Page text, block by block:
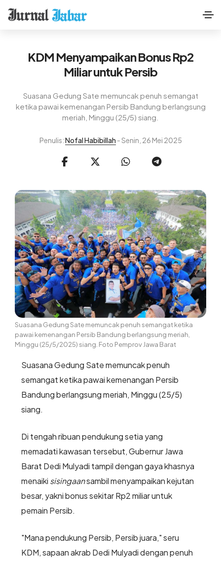
KDM Menyampaikan Bonus Rp2
Miliar untuk Persib
Suasana Gedung Sate memuncak penuh semangat
ketika pawai kemenangan Persib Bandung berlangsung
meriah, Minggu (25/5) siang.
Penulis:Nofal Habibillah - Senin, 26 Mei 2025
Suasana Gedung Sate memuncak penuh semangat ketika
pawai kemenangan Persib Bandung berlangsung meriah,
Minggu (25/5/2025) siang. Foto Pemprov Jawa Barat
Suasana Gedung Sate memuncak penuh
semangat ketika pawai kemenangan Persib
Bandung berlangsung meriah, Minggu (25/5)
siang.
Di tengah ribuan pendukung setia yang
memadati kawasan tersebut, Gubernur Jawa
Barat Dedi Mulyadi tampil dengan gaya khasnya
menaiki sisingaansambil menyampaikan kejutan
besar, yakni bonus sekitar Rp2 miliar untuk
pemain Persib.
"Mana pendukung Persib, Persib juara," seru
KDM, sapaan akrab Dedi Mulyadi dengan penuh